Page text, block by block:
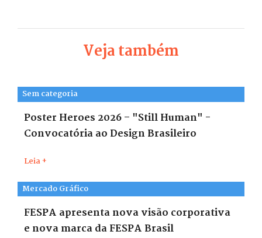
Veja também
Sem categoria
Poster Heroes 2026 – "Still Human" -
Convocatória ao Design Brasileiro
Leia +
Mercado Gráfico
FESPA apresenta nova visão corporativa
e nova marca da FESPA Brasil